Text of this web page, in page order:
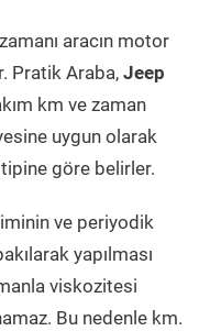
aracın motor
Pratik Araba, Jeep
km ve zaman
uygun olarak
göre belirler.
ve periyodik
yapılması
viskozitesi
Bu nedenle km.